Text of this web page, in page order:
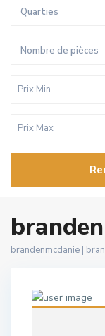
Quarties
Nombre de pièces
brandenmcdanie |